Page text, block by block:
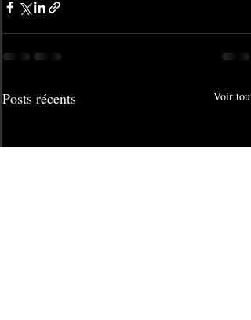
Posts récents Voir tout